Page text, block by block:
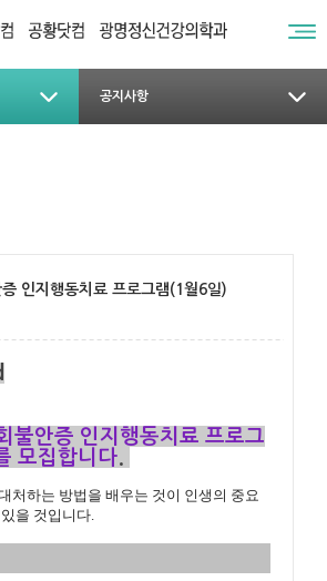
공지사항
인지행동치료 프로그램(1월6일)
불안증 인지행동치료 프로그
모집합니다
처하는 방법을 배우는 것이 인생의 중요
을 것입니다.